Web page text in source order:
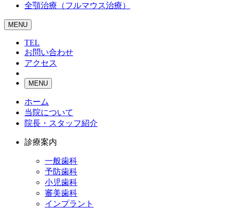
全顎治療（フルマウス治療）
MENU
TEL
お問い合わせ
アクセス
MENU
ホーム
当院について
院長・スタッフ紹介
診療案内
一般歯科
予防歯科
小児歯科
審美歯科
インプラント